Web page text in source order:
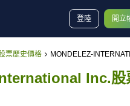
登陸 開立
票歷史價格 MONDELEZ-
Inc.股